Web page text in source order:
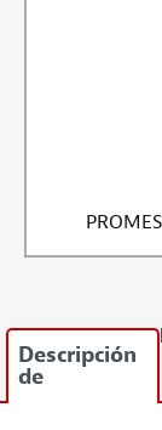
Descripción
de